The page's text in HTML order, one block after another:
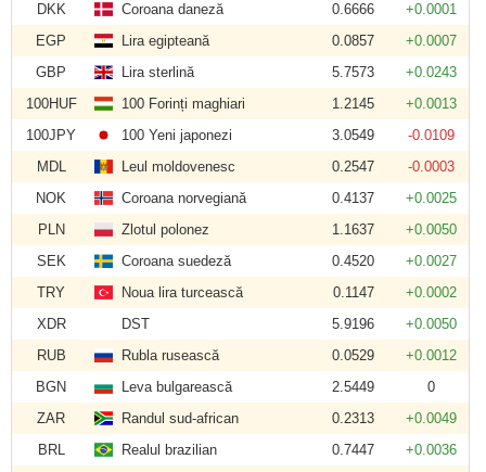
DKK
Coroana daneză 0.6666
+0.0001
EGP
Lira egipteană 0.0857
+0.0007
GBP
Lira sterlină 5.7573
+0.0243
100HUF
100 Forinți maghiari 1.2145
+0.0013
100JPY
100 Yeni japonezi 3.0549
-0.0109
MDL
Leul moldovenesc 0.2547
-0.0003
NOK
Coroana norvegiană 0.4137
+0.0025
PLN
Zlotul polonez 1.1637
+0.0050
SEK
Coroana suedeză 0.4520
+0.0027
TRY
Noua lira turcească 0.1147
+0.0002
XDR
DST 5.9196
+0.0050
RUB
Rubla rusească 0.0529
+0.0012
BGN
Leva bulgarească 2.5449
0
ZAR
Randul sud-african 0.2313
+0.0049
BRL
Realul brazilian 0.7447
+0.0036